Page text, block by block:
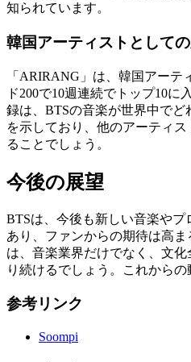
知られています。
韓国アーティストとして
「ARIRANG」は、韓国アー
ド200で10週連続でトップ10に
録は、BTSの音楽が世界中で
を示しており、他のアーティ
ることでしょう。
今後の展望
BTSは、今後も新しい音楽や
あり、ファンからの期待は高
は、音楽業界だけでなく、文
り続けるでしょう。これからの
参考リンク
Soompi